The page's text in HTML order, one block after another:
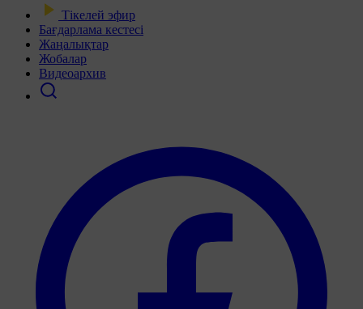
Тікелей эфир
Бағдарлама кестесі
Жаңалықтар
Жобалар
Видеоархив